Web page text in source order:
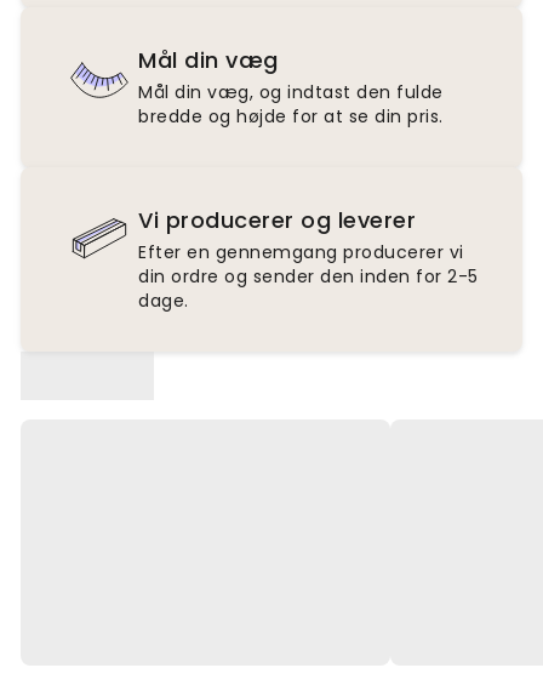
Mål din væg
Mål din væg, og indtast den fulde
bredde og højde for at se din pris.
Vi producerer og leverer
Efter en gennemgang producerer vi
din ordre og sender den inden for 2-5
dage.